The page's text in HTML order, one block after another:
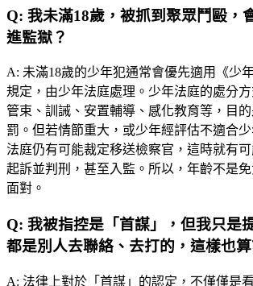
Q: 我未滿18歲，被抓到聚眾鬥毆，
進監獄？
A: 未滿18歲的少年犯通常會優先適用《少
規定，由少年法庭處理。少年法庭的處分
管束、訓誡、安置輔導、感化教育等，目
罰。但若情節重大，或少年經評估不適合
法庭仍有可能裁定移送檢察官，這時就有
起訴並判刑，甚至入監。所以，年齡不是
面對。
Q: 我被指控是「首謀」，但我只是
都是別人去聯絡、去打的，這樣也算
A: 法律上對於「首謀」的認定，不僅僅是